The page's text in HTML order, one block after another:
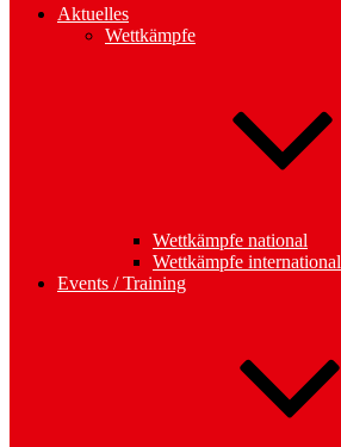
Aktuelles
Wettkämpfe
Wettkämpfe national
Wettkämpfe international
Events / Training